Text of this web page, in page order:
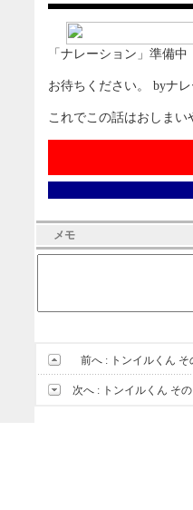
「ナレーション」準備中
お待ちください。 byナ
これでこの話はおしまい
メモ
前へ : トンイルくん そ
次へ : トンイルくん そ